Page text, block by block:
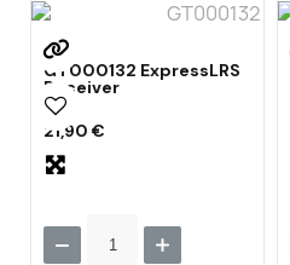
GT000132 ExpressLRS
Receiver
21,90 €